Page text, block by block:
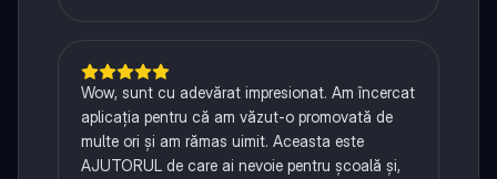
Wow, sunt cu adevărat impresionat. Am încercat
aplicația pentru că am văzut-o promovată de
multe ori și am rămas uimit. Aceasta este
AJUTORUL de care ai nevoie pentru școală și,